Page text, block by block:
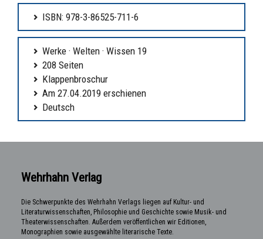
ISBN: 978-3-86525-711-6
Werke · Welten · Wissen 19
208 Seiten
Klappenbroschur
Am 27.04.2019 erschienen
Deutsch
Wehrhahn Verlag
Die Schwerpunkte des Wehrhahn Verlags liegen auf Kultur- und
Literaturwissenschaften, Philosophie und Geschichte sowie Musik- und
Theaterwissenschaften. Außerdem veröffentlichen wir Editionen,
Monographien sowie ausgewählte literarische Texte.